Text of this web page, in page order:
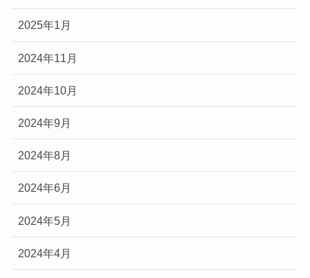
2025年1月
2024年11月
2024年10月
2024年9月
2024年8月
2024年6月
2024年5月
2024年4月